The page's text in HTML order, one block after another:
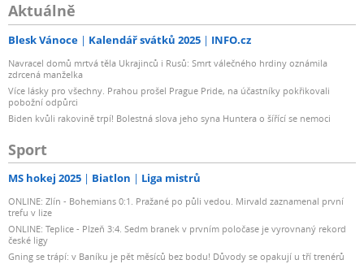
Aktuálně
Blesk Vánoce Kalendář svátků 2025 INFO.cz
Navracel domů mrtvá těla Ukrajinců i Rusů: Smrt válečného hrdiny oznámila
zdrcená manželka
Více lásky pro všechny. Prahou prošel Prague Pride, na účastníky pokřikovali
pobožní odpůrci
Biden kvůli rakovině trpí! Bolestná slova jeho syna Huntera o šířící se nemoci
Sport
MS hokej 2025 Biatlon Liga mistrů
ONLINE: Zlín - Bohemians 0:1. Pražané po půli vedou. Mirvald zaznamenal první
trefu v lize
ONLINE: Teplice - Plzeň 3:4. Sedm branek v prvním poločase je vyrovnaný rekord
české ligy
Gning se trápí: v Baníku je pět měsíců bez bodu! Důvody se opakují u tří trenérů